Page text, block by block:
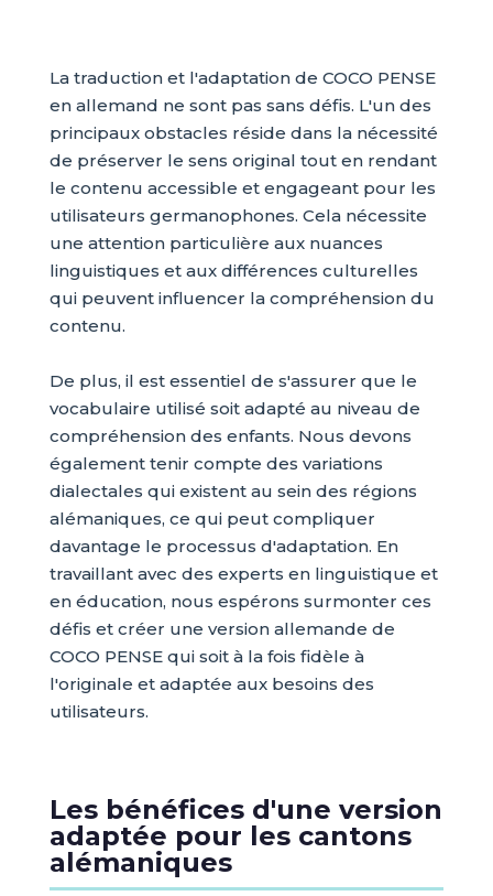
La traduction et l'adaptation de COCO PENSE
en allemand ne sont pas sans défis. L'un des
principaux obstacles réside dans la nécessité
de préserver le sens original tout en rendant
le contenu accessible et engageant pour les
utilisateurs germanophones. Cela nécessite
une attention particulière aux nuances
linguistiques et aux différences culturelles
qui peuvent influencer la compréhension du
contenu.
De plus, il est essentiel de s'assurer que le
vocabulaire utilisé soit adapté au niveau de
compréhension des enfants. Nous devons
également tenir compte des variations
dialectales qui existent au sein des régions
alémaniques, ce qui peut compliquer
davantage le processus d'adaptation. En
travaillant avec des experts en linguistique et
en éducation, nous espérons surmonter ces
défis et créer une version allemande de
COCO PENSE qui soit à la fois fidèle à
l'originale et adaptée aux besoins des
utilisateurs.
Les bénéfices d'une version
adaptée pour les cantons
alémaniques